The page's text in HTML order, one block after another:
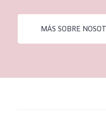
Piel expuesta al sol
Piel menopáusica
Todas las edades
MÁS SOBRE